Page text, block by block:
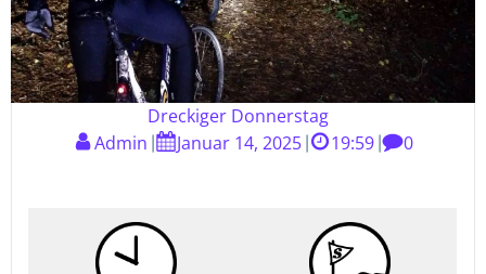
Dreckiger Donnerstag
Admin
Januar 14, 2025 19:59 0